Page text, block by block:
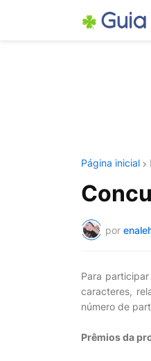
Página inicial
por
Para
caracteres,
número de
Prêmios da